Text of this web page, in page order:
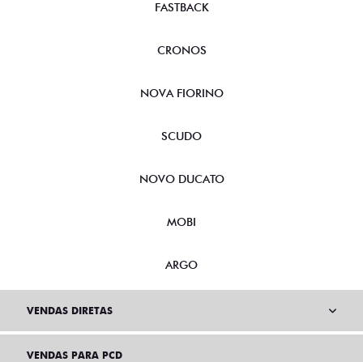
PULSE
FASTBACK
CRONOS
NOVA FIORINO
SCUDO
NOVO DUCATO
MOBI
VENDAS DIRETAS